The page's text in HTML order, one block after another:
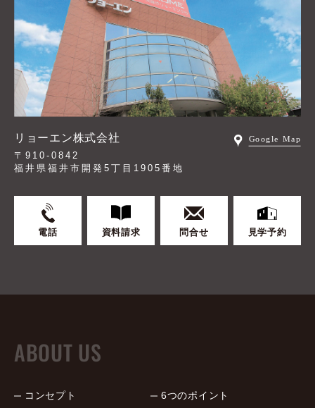
リョーエン株式会社
〒910-0842
福井県福井市開発5丁目1905番地
電話 資料請求 問合せ 見学予約
ABOUT US
コンセプト 6つのポイント